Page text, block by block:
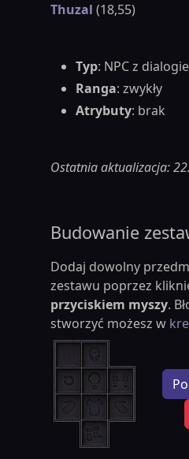
Thuzal (18,55)
Typ: NPC z
Ranga: zwykły
Atrybuty: brak
Ostatnia aktualizacja:
Budowanie
Dodaj dowolny
zestawu poprzez
przyciskiem myszy.
stworzyć możesz w